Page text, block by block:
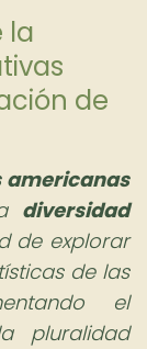
la
de
americanas
diversidad
de explorar
de las
el
pluralidad